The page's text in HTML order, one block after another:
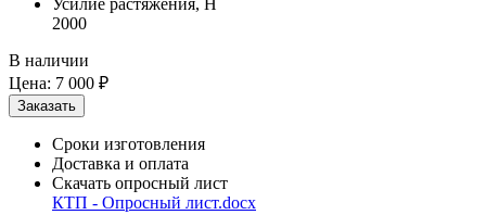
Усилие растяжения, Н
2000
В наличии
Цена: 7 000 ₽
Сроки изготовления
Доставка и оплата
Скачать опросный лист
КТП - Опросный лист.docx